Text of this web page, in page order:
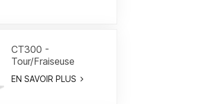
CT300 -
Tour/Fraiseuse
combiné 19-3/5"
EN SAVOIR PLUS